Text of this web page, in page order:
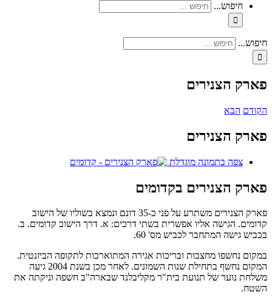
חיפוש...
חיפוש...
פארק הצנירים
הקודם הבא
פארק הצנירים
צפה בתמונה מוגדלת
פארק הצנירים בקדומים
פארק הצנירים משתרע על פני כ-35 דונם ונמצא בשוליו של הישוב
קדומים. הגישה אליו אפשרית בשתי דרכים: א. דרך הישוב קדומים. ב.
בכביש גישה המתחבר לכביש מס' 60.
במקום נחשפו מחצבות ובריכות אגירה המתוארכות לתקופה הביזנטית.
המקום נחשף בתחילת שנות השמונים. לאחר מכן בשנת 2004 גיעה
משלחת נוער של תנועת בית"ר מקליבלנד שבארה"ב חשפה וניקתה את
השטח.